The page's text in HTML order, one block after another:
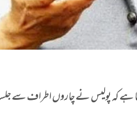
ہے کہ پولیس نے چاروں اطراف سے